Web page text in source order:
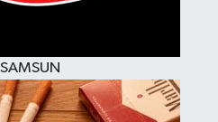
SAMSUN